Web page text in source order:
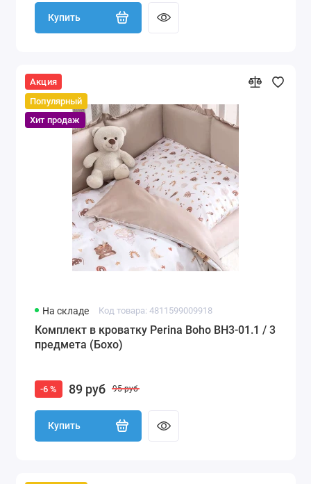
Купить
Акция
Популярный
Хит продаж
На складе Код товара: 4811599009918
Комплект в кроватку Perina Boho BH3-01.1 / 3
предмета (Бохо)
-6 % 89 руб 95 руб
Купить